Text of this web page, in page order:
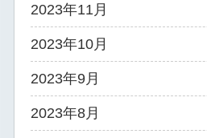
2023年11月
2023年10月
2023年9月
2023年8月